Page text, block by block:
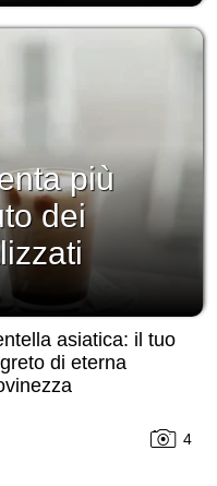
più
dei
asiatica: il tuo
di eterna
4